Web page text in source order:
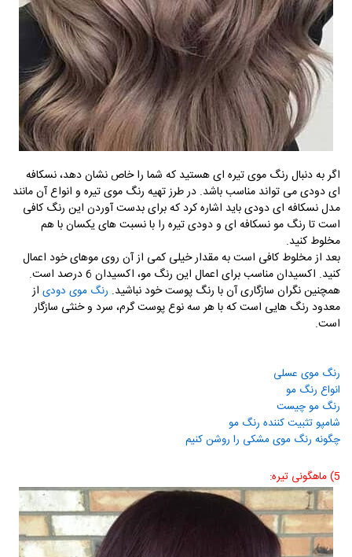
اگر به دنبال رنگ موی تیره ای هستید که شما را خاص نشان دهد، نسکافه
ای دودی می تواند مناسب باشد. در طرز تهیه رنگ موی تیره و انواع آن مانند
مدل نسکافه ای دودی باید اشاره کرد که برای بدست آوردن این رنگ کافی
است تا رنگ مو نسکافه ای و دودی تیره را با نسبت های یکسان با هم
مخلوط کنید.
بعد از مخلوط کافی است به مقدار خیلی کمی از آن روی موهای خود اعمال
کنید. اکسیدان مناسب برای اعمال این رنگ مو، اکسیدان 6 درصد است.
همچنین نگران سازگاری آن با رنگ پوست خود نباشید. رنگ موی دودی از
معدود رنگ هایی است که با هر سه نوع پوست گرم، سرد و خنثی سازگار
است.
رنگ موی عسلی
انواع رنگ مو
رنگ مو چیست
شامپو تثبیت کننده رنگ مو​
چگونه رنگ موی مشکی را روشن کنیم​
5) ماهگونی تیره: